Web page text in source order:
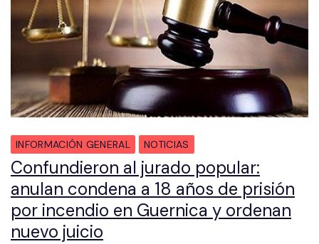
INFORMACIÓN GENERAL NOTICIAS
Confundieron al jurado popular:
anulan condena a 18 años de prisión
por incendio en Guernica y ordenan
nuevo juicio